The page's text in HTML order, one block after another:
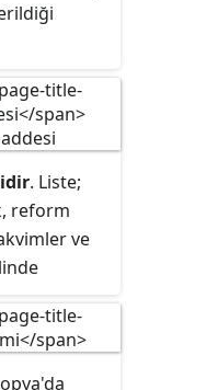
. Liste;
reform
ve